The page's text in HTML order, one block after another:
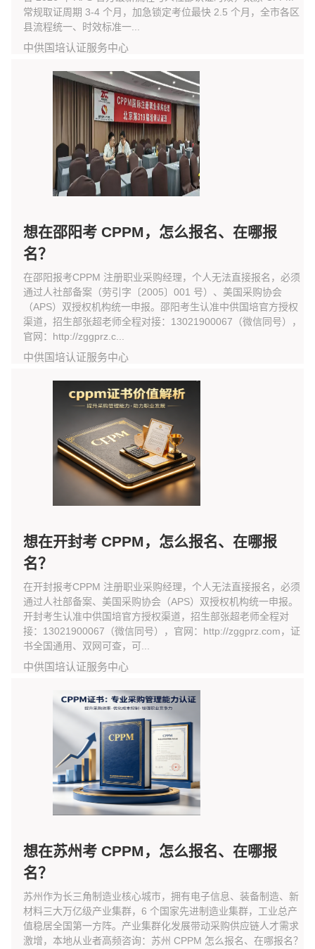
常规取证周期 3-4 个月，加急锁定考位最快 2.5 个月，全市各区
县流程统一、时效标准一...
中供国培认证服务中心
想在邵阳考 CPPM，怎么报名、在哪报
名？
在邵阳报考CPPM 注册职业采购经理，个人无法直接报名，必须
通过人社部备案（劳引字〔2005〕001 号）、美国采购协会
（APS）双授权机构统一申报。邵阳考生认准中供国培官方授权
渠道，招生部张超老师全程对接：13021900067（微信同号），
官网：http://zggprz.c...
中供国培认证服务中心
想在开封考 CPPM，怎么报名、在哪报
名？
在开封报考CPPM 注册职业采购经理，个人无法直接报名，必须
通过人社部备案、美国采购协会（APS）双授权机构统一申报。
开封考生认准中供国培官方授权渠道，招生部张超老师全程对
接：13021900067（微信同号），官网：http://zggprz.com，证
书全国通用、双网可查，可...
中供国培认证服务中心
想在苏州考 CPPM，怎么报名、在哪报
名？
苏州作为长三角制造业核心城市，拥有电子信息、装备制造、新
材料三大万亿级产业集群，6 个国家先进制造业集群，工业总产
值稳居全国第一方阵。产业集群化发展带动采购供应链人才需求
激增，本地从业者高频咨询：苏州 CPPM 怎么报名、在哪报名？